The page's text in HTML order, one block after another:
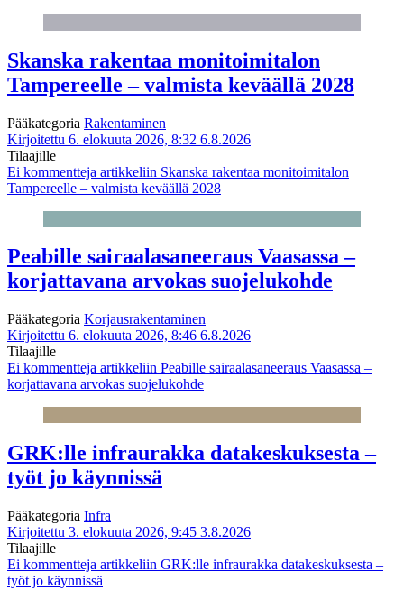
Skanska rakentaa monitoimitalon
Tampereelle – valmista keväällä 2028
Pääkategoria Rakentaminen
Kirjoitettu 6. elokuuta 2026, 8:32 6.8.2026
Tilaajille
Ei kommentteja artikkeliin Skanska rakentaa monitoimitalon
Tampereelle – valmista keväällä 2028
Peabille sairaalasaneeraus Vaasassa –
korjattavana arvokas suojelukohde
Pääkategoria Korjausrakentaminen
Kirjoitettu 6. elokuuta 2026, 8:46 6.8.2026
Tilaajille
Ei kommentteja artikkeliin Peabille sairaalasaneeraus Vaasassa –
korjattavana arvokas suojelukohde
GRK:lle infraurakka datakeskuksesta –
työt jo käynnissä
Pääkategoria Infra
Kirjoitettu 3. elokuuta 2026, 9:45 3.8.2026
Tilaajille
Ei kommentteja artikkeliin GRK:lle infraurakka datakeskuksesta –
työt jo käynnissä